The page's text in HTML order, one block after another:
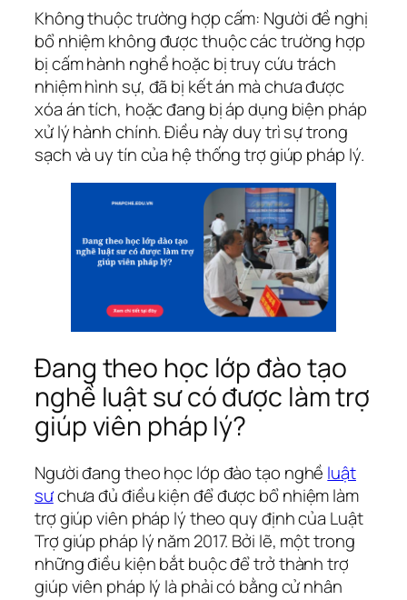
Không thuộc trường hợp cấm: Người đề nghị
bổ nhiệm không được thuộc các trường hợp
bị cấm hành nghề hoặc bị truy cứu trách
nhiệm hình sự, đã bị kết án mà chưa được
xóa án tích, hoặc đang bị áp dụng biện pháp
xử lý hành chính. Điều này duy trì sự trong
sạch và uy tín của hệ thống trợ giúp pháp lý.
Đang theo học lớp đào tạo
nghề luật sư có được làm trợ
giúp viên pháp lý?
Người đang theo học lớp đào tạo nghề luật
sưchưa đủ điều kiện để được bổ nhiệm làm
trợ giúp viên pháp lý theo quy định của Luật
Trợ giúp pháp lý năm 2017. Bởi lẽ, một trong
những điều kiện bắt buộc để trở thành trợ
giúp viên pháp lý là phải có bằng cử nhân